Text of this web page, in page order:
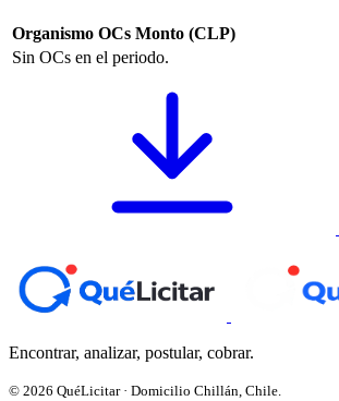
Organismo OCs Monto (CLP)
Sin OCs en el periodo.
Encontrar, analizar, postular, cobrar.
© 2026 QuéLicitar · Domicilio Chillán, Chile.